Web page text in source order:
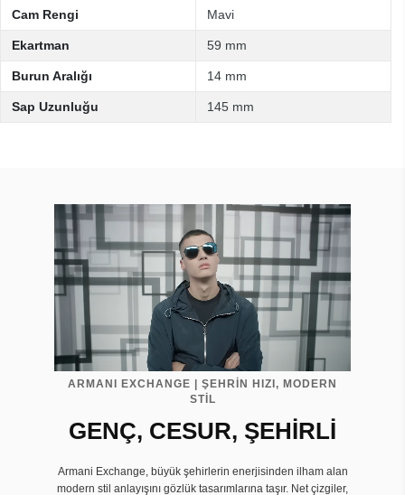
Cam Rengi Mavi
Ekartman 59 mm
Burun Aralığı 14 mm
Sap Uzunluğu 145 mm
ARMANI EXCHANGE | ŞEHRİN HIZI, MODERN
STİL
GENÇ, CESUR, ŞEHİRLİ
Armani Exchange, büyük şehirlerin enerjisinden ilham alan
modern stil anlayışını gözlük tasarımlarına taşır. Net çizgiler,